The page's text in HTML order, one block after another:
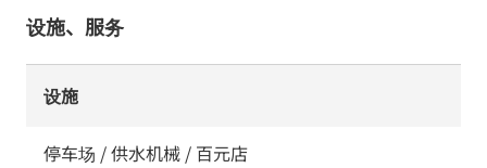
设施、服务
设施
停车场 / 供水机械 / 百元店